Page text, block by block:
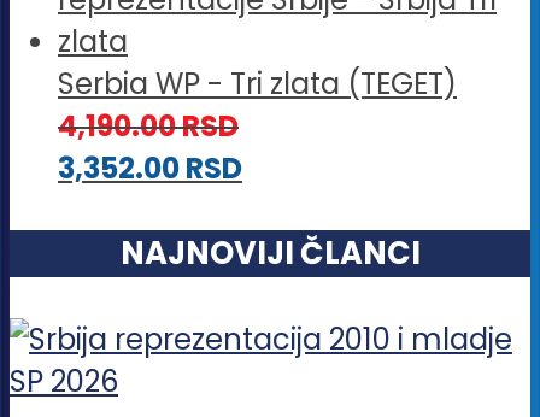
Serbia WP - Tri zlata (TEGET)
4,190.00RSD
3,352.00RSD
NAJNOVIJI ČLANCI